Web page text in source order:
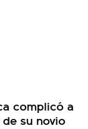
complicó a
su novio